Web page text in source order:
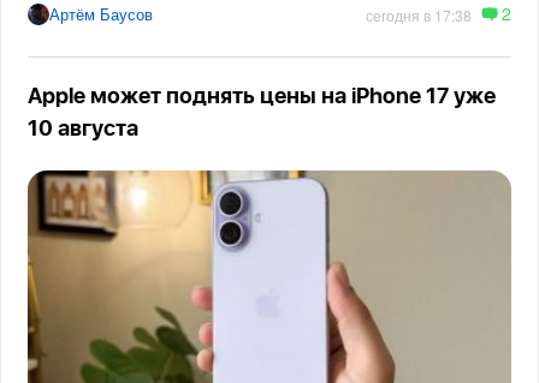
Артём Баусов сегодня в 17:38 2
Apple может поднять цены на iPhone 17 уже
10 августа